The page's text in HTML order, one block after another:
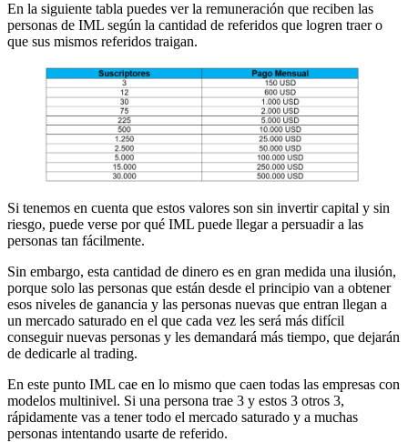
En la siguiente tabla puedes ver la remuneración que reciben las
personas de IML según la cantidad de referidos que logren traer o
que sus mismos referidos traigan.
Si tenemos en cuenta que estos valores son sin invertir capital y sin
riesgo, puede verse por qué IML puede llegar a persuadir a las
personas tan fácilmente.
Sin embargo, esta cantidad de dinero es en gran medida una ilusión,
porque solo las personas que están desde el principio van a obtener
esos niveles de ganancia y las personas nuevas que entran llegan a
un mercado saturado en el que cada vez les será más difícil
conseguir nuevas personas y les demandará más tiempo, que dejarán
de dedicarle al trading.
En este punto IML cae en lo mismo que caen todas las empresas con
modelos multinivel. Si una persona trae 3 y estos 3 otros 3,
rápidamente vas a tener todo el mercado saturado y a muchas
personas intentando usarte de referido.